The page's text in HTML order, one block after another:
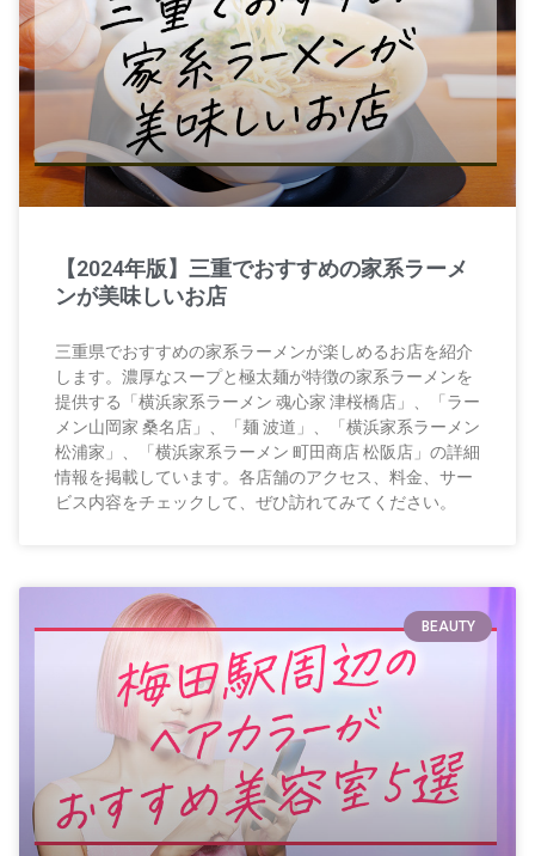
【2024年版】三重でおすすめの家系ラーメ
ンが美味しいお店
三重県でおすすめの家系ラーメンが楽しめるお店を紹介
します。濃厚なスープと極太麺が特徴の家系ラーメンを
提供する「横浜家系ラーメン 魂心家 津桜橋店」、「ラー
メン山岡家 桑名店」、「麺 波道」、「横浜家系ラーメン
松浦家」、「横浜家系ラーメン 町田商店 松阪店」の詳細
情報を掲載しています。各店舗のアクセス、料金、サー
ビス内容をチェックして、ぜひ訪れてみてください。
BEAUTY